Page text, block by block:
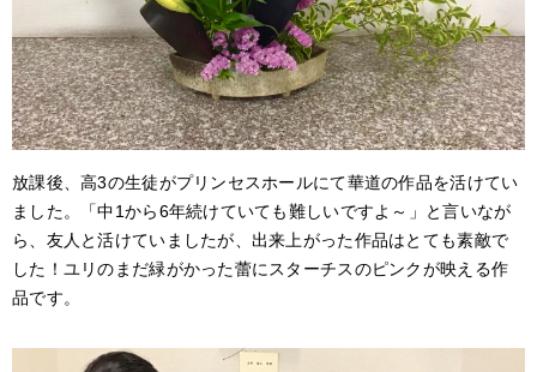
放課後、高3の生徒がプリンセスホールにて華道の作品を活けてい
ました。「中1から6年続けていても難しいですよ～」と言いなが
ら、友人と活けていましたが、出来上がった作品はとても素敵で
した！ユリのまだ緑がかった蕾にスターチスのピンクが映える作
品です。